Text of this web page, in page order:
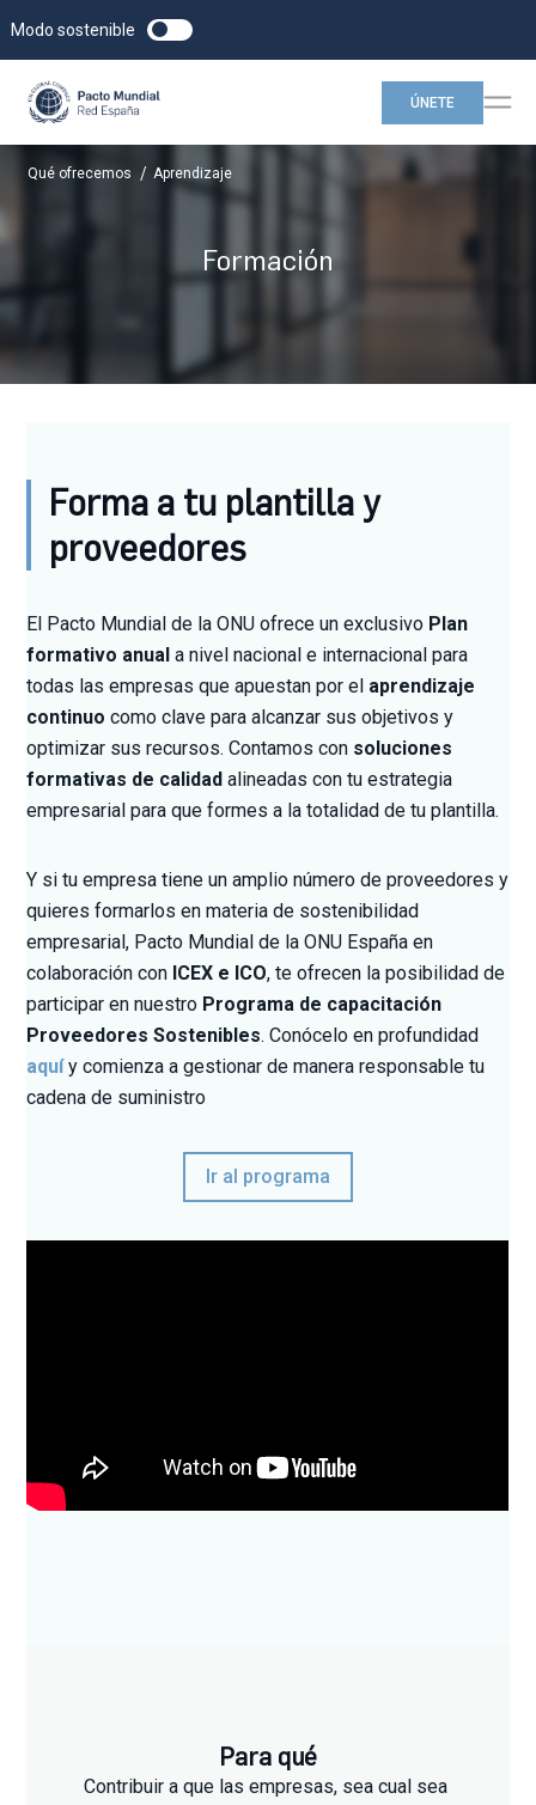
Modo sostenible
ÚNETE
Qué ofrecemos / Aprendizaje
Formación
Forma a tu plantilla y
proveedores
El Pacto Mundial de la ONU ofrece un exclusivo Plan
formativo anual a nivel nacional e internacional para
todas las empresas que apuestan por el aprendizaje
continuo como clave para alcanzar sus objetivos y
optimizar sus recursos. Contamos con soluciones
formativas de calidad alineadas con tu estrategia
empresarial para que formes a la totalidad de tu plantilla.
Y si tu empresa tiene un amplio número de proveedores y
quieres formarlos en materia de sostenibilidad
empresarial, Pacto Mundial de la ONU España en
colaboración con ICEX e ICO, te ofrecen la posibilidad de
participar en nuestro Programa de capacitación
Proveedores Sostenibles. Conócelo en profundidad
aquí y comienza a gestionar de manera responsable tu
cadena de suministro
Ir al programa
Para qué
Contribuir a que las empresas, sea cual sea